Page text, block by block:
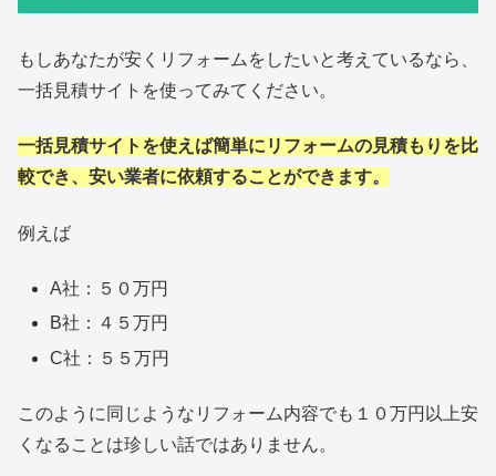
もしあなたが安くリフォームをしたいと考えているなら、
一括見積サイトを使ってみてください。
一括見積サイトを使えば簡単にリフォームの見積もりを比
較でき、安い業者に依頼することができます。
例えば
A社：５０万円
B社：４５万円
C社：５５万円
このように同じようなリフォーム内容でも１０万円以上安
くなることは珍しい話ではありません。